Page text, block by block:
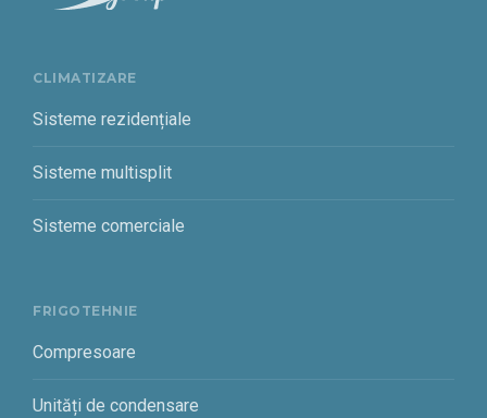
CLIMATIZARE
Sisteme rezidențiale
Sisteme multisplit
Sisteme comerciale
FRIGOTEHNIE
Compresoare
Unități de condensare